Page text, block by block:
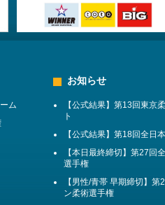
ム
お知らせ
【公式結果】第13回東京
ト
【公式結果】第18回全日
【本日最終締切】第27回
選手権
【男性/青帯 早期締切】
ン柔術選手権